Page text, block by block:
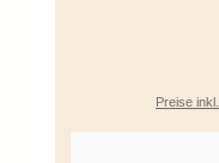
Preise